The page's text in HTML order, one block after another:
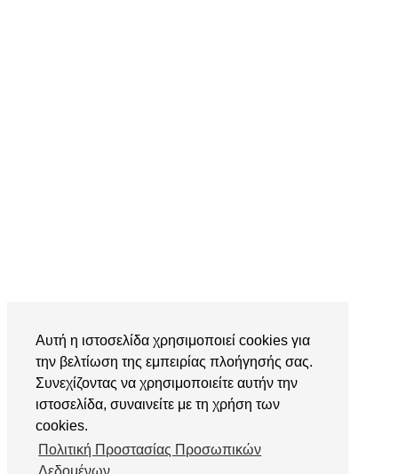
Αυτή η ιστοσελίδα χρησιμοποιεί cookies για
την βελτίωση της εμπειρίας πλοήγησής σας.
Συνεχίζοντας να χρησιμοποιείτε αυτήν την
ιστοσελίδα, συναινείτε με τη χρήση των
cookies.
Πολιτική Προστασίας Προσωπικών